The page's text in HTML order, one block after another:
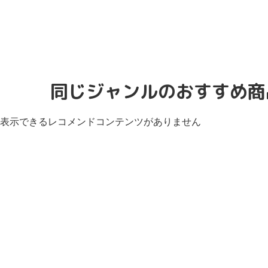
同じジャンルのおすすめ
表示できるレコメンドコンテンツがありません